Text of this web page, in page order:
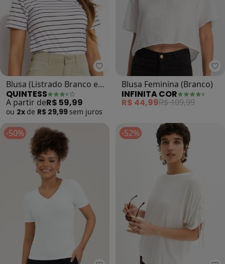
Quintess - Blusa (Listrado
Blusa (Listrado Branco e
Preto) em Malha de
Algodã
QUINTESS
A partir deR$ 59,99
ou 2x de R$ 29,99 sem juros
Blusa Feminina (Branco)
INFINITA COR
R$ 44,99R$ 109,99
-50% -52%